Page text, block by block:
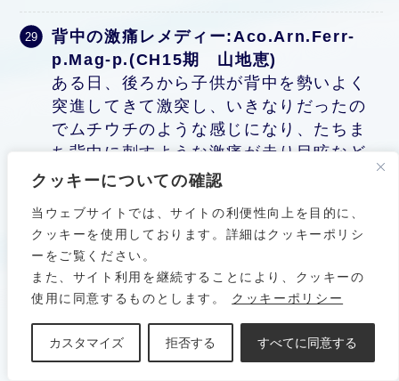
クッキーについての確認
当ウェブサイトでは、サイトの利便性向上を目的に、
クッキーを使用しております。詳細はクッキーポリシ
ーをご覧ください。
また、サイト利用を継続することにより、クッキーの
使用に同意するものとします。
クッキーポリシー
カスタマイズ 拒否する すべてに同意する
背中の激痛レメディー:Aco.Arn.Ferr-
p.Mag-p.(CH15期 山地恵)
ある日、後ろから子供が背中を勢いよく
突進してきて激突し、いきなりだったの
でムチウチのような感じになり、たちま
ち背中に刺すような激痛が走り目眩など
の症状が現れました。それから、首が回
から首、腰にかけて激痛が走り動く事も
かなり辛かったです。まず、アコナイ
ト、アーニカ、ファーランフォス、マグ
フォスペットボトルに一粒ずつ入れ飲み
イペリカムを一粒を直接舌下で取ったら
なんと、その一粒であんな激痛で動けな